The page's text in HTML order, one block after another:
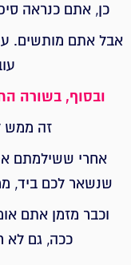
כן, אתם כנראה
אבל אתם מותשים.
ובסוף, בשורה
זה ממש
אחרי ששילמתם
שנשאר לכם ביד,
וכבר מזמן אתם
ככה, גם לא